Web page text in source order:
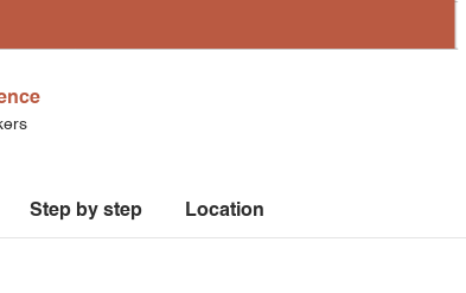
Step by step Location